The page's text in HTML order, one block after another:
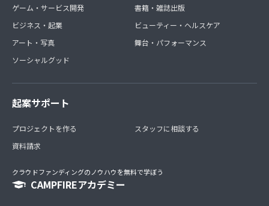
ゲーム・サービス開発
ビジネス・起業
アート・写真
ソーシャルグッド
書籍・雑誌出版
ビューティー・ヘルスケア
舞台・パフォーマンス
起案サポート
プロジェクトを作る
資料請求
スタッフに相談する
クラウドファンディングのノウハウを無料で学ぼう
CAMPFIREアカデミー